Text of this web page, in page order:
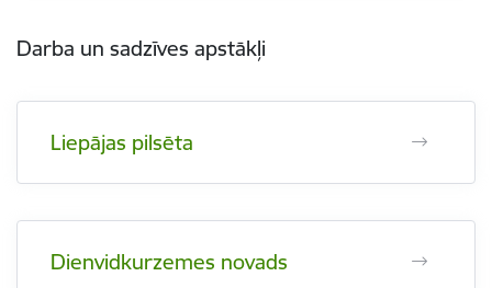
Darba un sadzīves apstākļi
Liepājas pilsēta
Dienvidkurzemes novads